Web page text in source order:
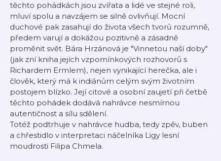
těchto pohádkách jsou zvířata a lidé ve stejné roli,
mluví spolu a navzájem se silně ovlivňují. Mocní
duchové pak zasahují do života všech tvorů rozumně,
předem varují a dokážou pozitivně a zásadně
proměnit svět. Bára Hrzánová je "Vinnetou naší doby"
(jak zní kniha jejích vzpomínkových rozhovorů s
Richardem Ermlem), nejen vynikající herečka, ale i
člověk, který má k indiánům celým svým životním
postojem blízko. Její citové a osobní zaujetí při četbě
těchto pohádek dodává nahrávce nesmírnou
autentičnost a sílu sdělení.
Totéž podtrhuje v nahrávce hudba, tedy zpěv, buben
a chřestidlo v interpretaci náčelníka Ligy lesní
moudrosti Filipa Chmela.